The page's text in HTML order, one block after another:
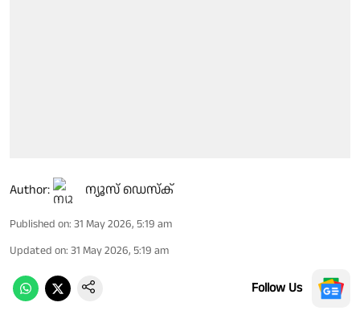
Author: ന്യൂസ് ഡെസ്ക്
Published on: 31 May 2026, 5:19 am
Updated on: 31 May 2026, 5:19 am
Follow Us